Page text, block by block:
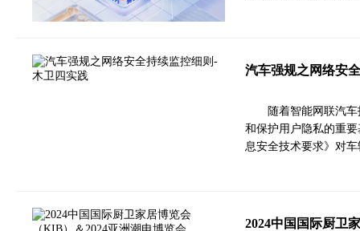
汽车强规之网络安
随着智能网联汽
和保护用户隐私的重
息安全技术要求》对
2024中国国际厨卫